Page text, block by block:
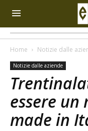
Home Notizie dalle
Notizie dalle aziende
essere un
made in